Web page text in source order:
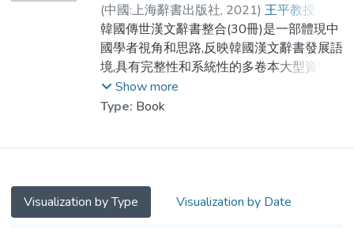
(中國:上海辭書出版社, 2021) 王平教授
河永三
;蔡夢麟
韓國傳世漢文辭書整合(30冊)是一部體現中
國學者視角和思路,反映韓國漢文辭書發展語
境,具有完整性和系統性的多卷本大型資料彙
編.編撰者以漢語發展史的學術關懷和域外漢
語漢字傳播史的學術視野,透過對韓國傳世漢
古代韓國自編的第一部韻書東國正韻(1447)
始,至字林補注(1915)止,約500年間共32種
Show more
Type: Book
Visualization by Type Visualization by Date